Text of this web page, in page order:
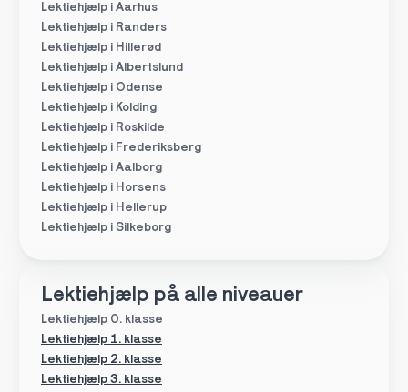
Lektiehjælp i Aarhus
Lektiehjælp i Randers
Lektiehjælp i Hillerød
Lektiehjælp i Albertslund
Lektiehjælp i Odense
Lektiehjælp i Kolding
Lektiehjælp i Roskilde
Lektiehjælp i Frederiksberg
Lektiehjælp i Aalborg
Lektiehjælp i Horsens
Lektiehjælp i Hellerup
Lektiehjælp i Silkeborg
Lektiehjælp på alle niveauer
Lektiehjælp 0. klasse
Lektiehjælp 1. klasse
Lektiehjælp 2. klasse
Lektiehjælp 3. klasse